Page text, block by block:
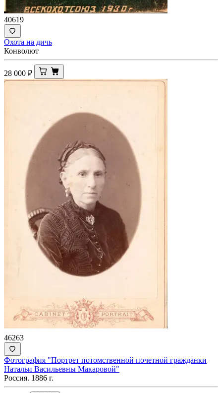
40619
Охота на дичь
Конволют
28 000 ₽
46263
Фотография "Портрет потомственной почетной гражданки
Натальи Васильевны Макаровой"
Россия. 1886 г.